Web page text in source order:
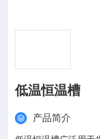
低温恒温槽
产品简介